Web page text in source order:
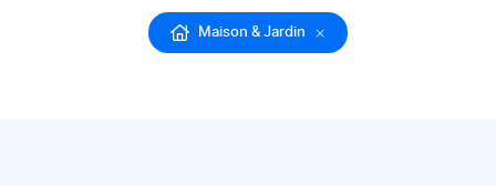
Maison & Jardin